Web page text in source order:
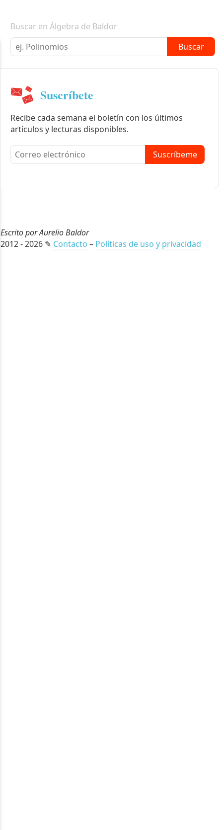
Boletín informativo
Buscar en Álgebra de Baldor
Buscar
Suscríbete
Recibe cada semana el boletín con los últimos
artículos y lecturas disponibles.
Suscríbeme
Escrito por Aurelio Baldor
2012 - 2026 ✎ Contacto – Políticas de uso y privacidad